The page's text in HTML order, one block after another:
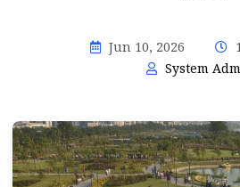
Jun 10, 2026
System